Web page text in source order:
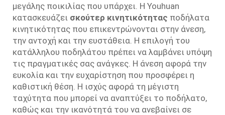
μεγάλης ποικιλίας που υπάρχει. Η Youhuan
κατασκευάζει σκούτερ κινητικότητας ποδήλατα
κινητικότητας που επικεντρώνονται στην άνεση,
την αντοχή και την ευστάθεια. Η επιλογή του
κατάλληλου ποδηλάτου πρέπει να λαμβάνει υπόψη
τις πραγματικές σας ανάγκες. Η άνεση αφορά την
ευκολία και την ευχαρίστηση που προσφέρει η
καθιστική θέση. Η ισχύς αφορά τη μέγιστη
ταχύτητα που μπορεί να αναπτύξει το ποδήλατο,
καθώς και την ικανότητά του να ανεβαίνει σε